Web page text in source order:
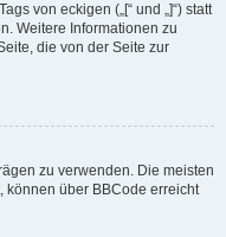
von eckigen („[“ und „]“) statt
Weitere Informationen zu
die von der Seite zur
zu verwenden. Die meisten
können über BBCode erreicht